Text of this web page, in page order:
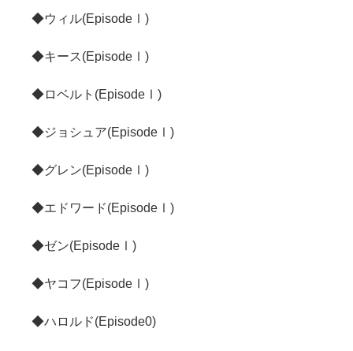
◆ウィル(EpisodeⅠ)
◆キース(EpisodeⅠ)
◆ロベルト(EpisodeⅠ)
◆ジョシュア(EpisodeⅠ)
◆グレン(EpisodeⅠ)
◆エドワード(EpisodeⅠ)
◆ゼン(EpisodeⅠ)
◆ヤコフ(EpisodeⅠ)
◆ハロルド(Episode0)